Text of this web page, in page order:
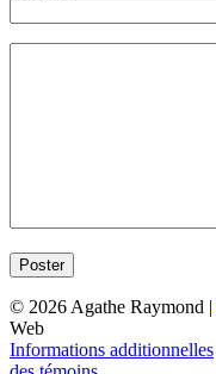
© 2026 Agathe Raymond |
Web
Informations additionnelles